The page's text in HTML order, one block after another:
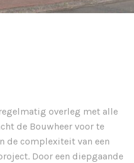
overleg met alle
de Bouwheer voor te
de complexiteit van een
Door een diepgaande